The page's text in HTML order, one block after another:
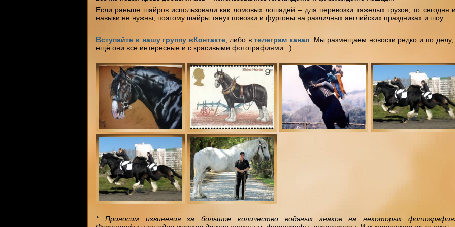
Если раньше шайров использовали как ломовых лошадей – для перевозки тяжелых грузов, то сегодня
навыки не нужны, поэтому шайры тянут повозки и фургоны на различных английских праздниках и шоу.
Вступайте в нашу группу вКонтакте, либо втелеграм канал . Мы размещаем новости редко и по делу,
ещё они все интересные и с красивыми фотографиями. :)
* Приносим извинения за большое количество водяных знаков на некоторых